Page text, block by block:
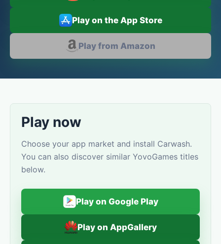
Play on the App Store
Play from Amazon
Play now
Choose your app market and install Carwash.
You can also discover similar YovoGames titles
below.
Play on Google Play
Play on AppGallery